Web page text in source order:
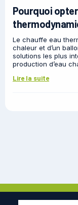
Pourquoi
Le chauffe eau
chaleur et d’un
solutions les plus
production d’eau
Lire la suite